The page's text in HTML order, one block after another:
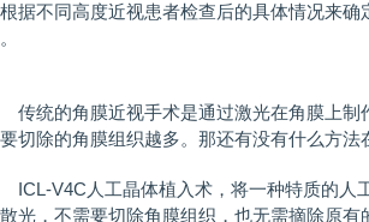
据不同高度近视患者检查后的具体情况来
统的角膜近视手术是通过激光在角膜上制
切除的角膜组织越多。那还有没有什么方
V4C人工晶体植入术，将一种特质的人
光，不需要切除角膜组织，也无需摘除原有